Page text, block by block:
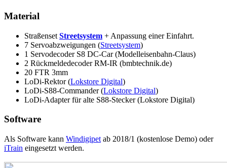
Material
Straßenset Streetsystem + Anpassung einer Einfahrt.
7 Servoabzweigungen (Streetsystem)
1 Servodecoder S8 DC-Car (Modelleisenbahn-Claus)
2 Rückmeldedecoder RM-IR (bmbtechnik.de)
20 FTR 3mm
LoDi-Rektor (Lokstore Digital)
LoDi-S88-Commander (Lokstore Digital)
LoDi-Adapter für alte S88-Stecker (Lokstore Digital)
Software
Als Software kann Windigipet ab 2018/1 (kostenlose Demo) oder
iTrain eingesetzt werden.